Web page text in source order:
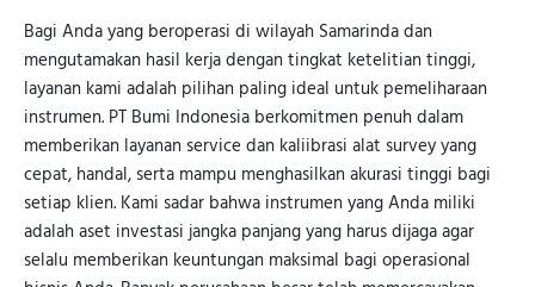
Bagi Anda yang beroperasi di wilayah Samarinda dan
mengutamakan hasil kerja dengan tingkat ketelitian tinggi,
layanan kami adalah pilihan paling ideal untuk pemeliharaan
instrumen. PT Bumi Indonesia berkomitmen penuh dalam
memberikan layanan service dan kaliibrasi alat survey yang
cepat, handal, serta mampu menghasilkan akurasi tinggi bagi
setiap klien. Kami sadar bahwa instrumen yang Anda miliki
adalah aset investasi jangka panjang yang harus dijaga agar
selalu memberikan keuntungan maksimal bagi operasional